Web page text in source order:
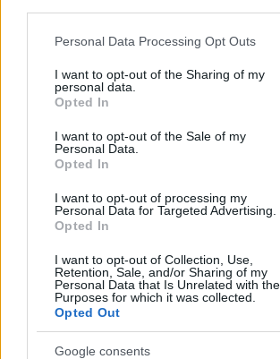
Please note that this website/app uses one
not limited to your visit or usage behaviour.
grant or deny consent to Google and its
use your data for below specified purposes
consent section.
Personal Data Processing Opt Outs
I want to opt-out of the Sharing of my
personal data.
Opted In
I want to opt-out of the Sale of my
Personal Data.
Opted In
I want to opt-out of processing my
Personal Data for Targeted Advertising.
Opted In
I want to opt-out of Collection, Use,
Retention, Sale, and/or Sharing of my
Personal Data that Is Unrelated with the
Purposes for which it was collected.
Opted Out
Google consents
Geometriai minták imádóinak
Nagyon boldog voltál,amikor a
során sikerült csodálatos mintájú
találnod? Miért ne kísérhetne a
egész otthonodban?